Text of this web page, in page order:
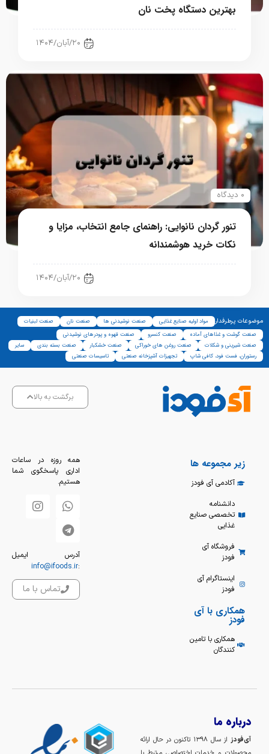
بهترین دستگاه پخت نان
۲۰/آبان/۱۴۰۴
۰ دیدگاه
تنور گردان نانوایی: راهنمای جامع انتخاب، مزایا و
نکات خرید هوشمندانه
۲۰/آبان/۱۴۰۴
موضوعات پرطرفدار مواد اولیه صنایع غذایی صنعت نوشیدنی ها صنعت نان
صنعت لبنیات
صنعت گوشت و غذاهای آماده
صنعت کنسرو
صنعت قهوه و پودرهای نوشیدنی
صنعت شیرینی و شکلات
صنعت روغن های خوراکی صنعت خشکبار صنعت بسته بندی
سایر
رستوران، فست فود، کافی شاپ
تجهیزات آشپزخانه صنعتی تاسیسات صنعتی
برگشت به بالا
زیر مجموعه ها
آکادمی آی فودز
دانشنامه
تخصصی صنایع
غذایی
فروشگاه آی
فودز
اینستاگرام آی
فودز
همکاری با آی
فودز
همکاری با تامین
کنندگان
همه روزه در ساعات
اداری پاسخگوی شما
هستیم.
آدرس ایمیل
:
info@ifoods.ir
تماس با ما
درباره ما
آی‌فودز
از سال ۱۳۹۸ تاکنون در حال ارائه